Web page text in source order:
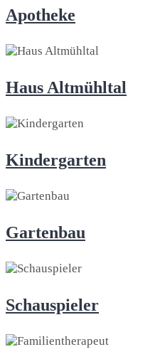
Apotheke
Haus Altmühltal
Kindergarten
Gartenbau
Schauspieler